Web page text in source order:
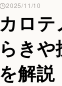
カロ
らき
を解説
2025/11/10